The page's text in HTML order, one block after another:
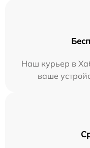
Наш курьер в
ваше